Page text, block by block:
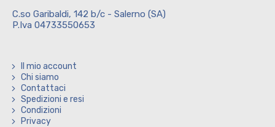
C.so Garibaldi, 142 b/c - Salerno (SA)
P.Iva 04733550653
Il mio account
Chi siamo
Contattaci
Spedizioni e resi
Condizioni
Privacy